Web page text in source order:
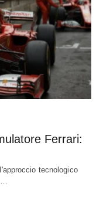
Ferrari:
tecnologico